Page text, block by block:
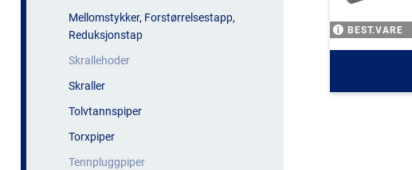
Mellomstykker, Forstørrelsestapp,
Reduksjonstap
Skrallehoder
Skraller
Tolvtannspiper
Torxpiper
Tennpluggpiper
BEST.VARE